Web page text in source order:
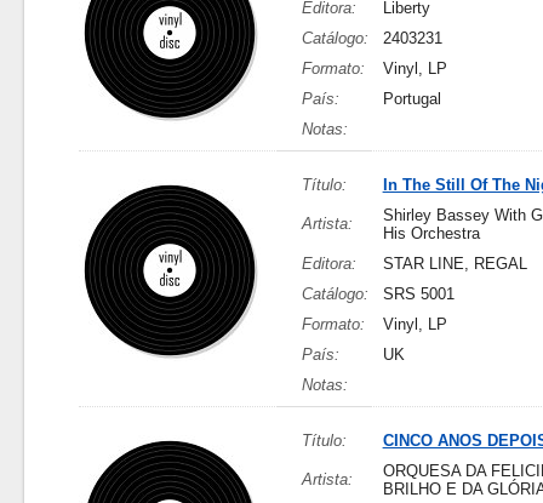
Editora:
Liberty
Catálogo:
2403231
Formato:
Vinyl, LP
País:
Portugal
Notas:
Título: In The Still Of The
Artista:
Shirley Bassey With
His Orchestra
Editora:
STAR LINE, REGAL
Catálogo:
SRS 5001
Formato:
Vinyl, LP
País:
UK
Notas:
Título: CINCO ANOS
Artista:
ORQUESA DA
BRILHO E DA